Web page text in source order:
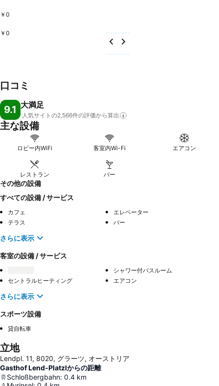
￥0
￥0
口コミ
9.1 大満足
人気サイトの2,566件の評価から算出
主な設備
ロビー内WiFi 客室内Wi-Fi エアコン
レストラン バー
その他の設備
すべての設備 / サービス
カフェ
エレベーター
テラス
バー
さらに表示
客室の設備 / サービス
シャワー付バスルーム
セントラルヒーティング
エアコン
さらに表示
スポーツ設備
貸自転車
立地
Lendpl. 11, 8020, グラーツ, オーストリア
Gasthof Lend-Platzlからの距離
Schloßbergbahn: 0.4 km